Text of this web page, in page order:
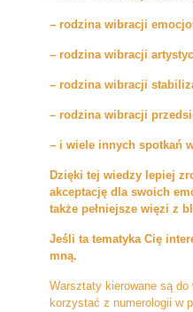
– rodzina wibracji
– rodzina wibracji
– rodzina wibracji
– rodzina wibracji
– i wiele innych spotkań
Dzięki tej wiedzy lepiej
akceptację dla swoich
także pełniejsze więzi z
Jeśli ta tematyka Cię
mną.
Warsztaty kierowane są
korzystać z numerologii w